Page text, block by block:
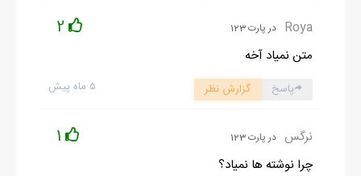
Roya در پارت 123 2
متن نمیاد آخه
۵ ماه پیش پاسخ گزارش نظر
نرگس در پارت 123 1
چرا نوشته ها نمیاد؟